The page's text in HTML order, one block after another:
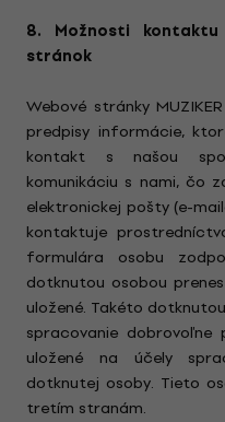
8. Možnosti kontaktu
stránok
Webové stránky
predpisy informácie,
kontakt s našou
komunikáciu s nami, čo
elektronickej pošty (e-
kontaktuje
formulára osobu
dotknutou osobou
uložené. Takéto
spracovanie dobrovoľne
uložené na účely
dotknutej osoby. Tieto
tretím stranám.